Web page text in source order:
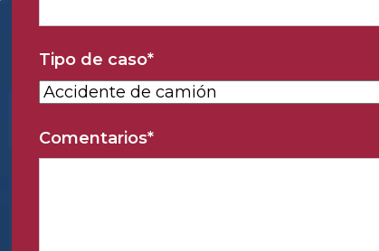
Tipo de caso*
Comentarios*